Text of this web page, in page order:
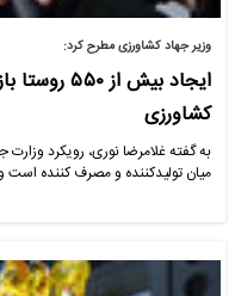
وزیر جهاد کشاورزی مطرح کرد:
ایجاد بیش
کشاورزی
به گفته غلامرضا نوری، رویکرد